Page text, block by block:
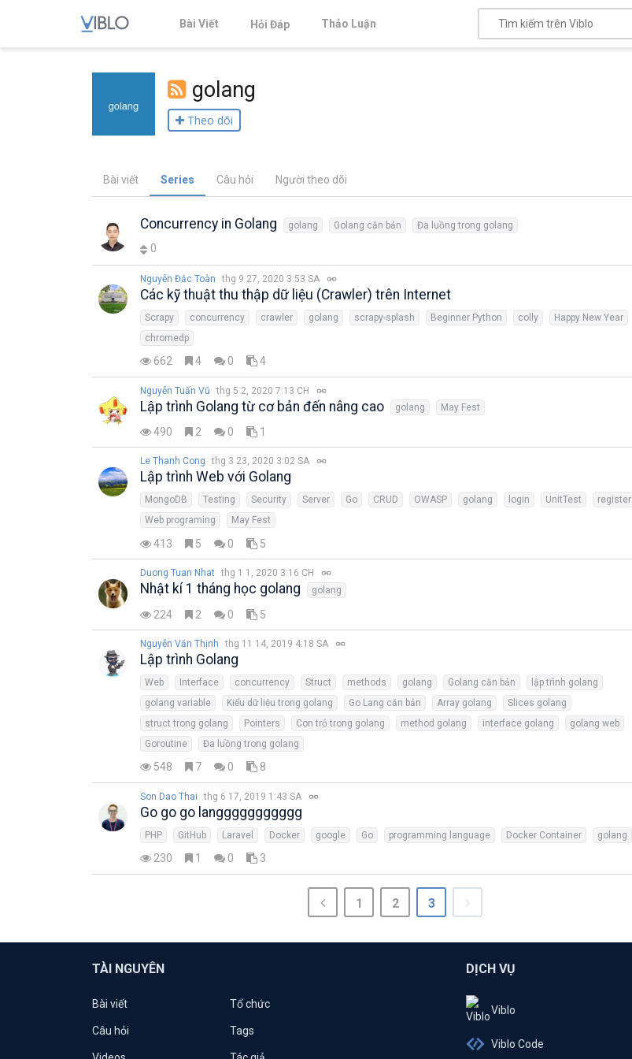
Bài Viết Hỏi Đáp Thảo Luận
golang
Theo dõi
Bài viết Series Câu hỏi Người theo dõi
Concurrency in Golang golang Golang căn bản Đa luồng trong golang
0
Nguyễn Đắc Toàn thg 9 27, 2020 3:53 SA
Các kỹ thuật thu thập dữ liệu (Crawler) trên Internet
Scrapy concurrency crawler golang scrapy-splash Beginner Python colly
Happy New Year
chromedp
662 4 0 4
Nguyễn Tuấn Vũ thg 5 2, 2020 7:13 CH
Lập trình Golang từ cơ bản đến nâng cao golang May Fest
490 2 0 1
Le Thanh Cong thg 3 23, 2020 3:02 SA
Lập trình Web với Golang
MongoDB Testing Security Server Go CRUD OWASP golang login UnitTest
register
Web programing
May Fest
413 5 0 5
Duong Tuan Nhat thg 1 1, 2020 3:16 CH
Nhật kí 1 tháng học golang golang
224 2 0 5
Nguyễn Văn Thịnh thg 11 14, 2019 4:18 SA
Lập trình Golang
Web Interface concurrency Struct methods golang Golang căn bản
lập trình golang
golang variable
Kiểu dữ liệu trong golang Go Lang căn bản Array golang
Slices golang
struct trong golang
Pointers Con trỏ trong golang method golang interface golang
golang web
Goroutine
Đa luồng trong golang
548 7 0 8
Son Dao Thai thg 6 17, 2019 1:43 SA
Go go go langgggggggggg
PHP GitHub Laravel Docker google Go programming language Docker Container golang
230 1 0 3
1 2 3
TÀI NGUYÊN
Bài viết Tổ chức
Câu hỏi Tags
DỊCH VỤ
Viblo
Viblo Code